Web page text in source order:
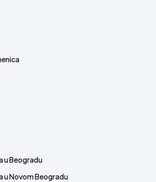
u Beogradu
u Novom Beogradu